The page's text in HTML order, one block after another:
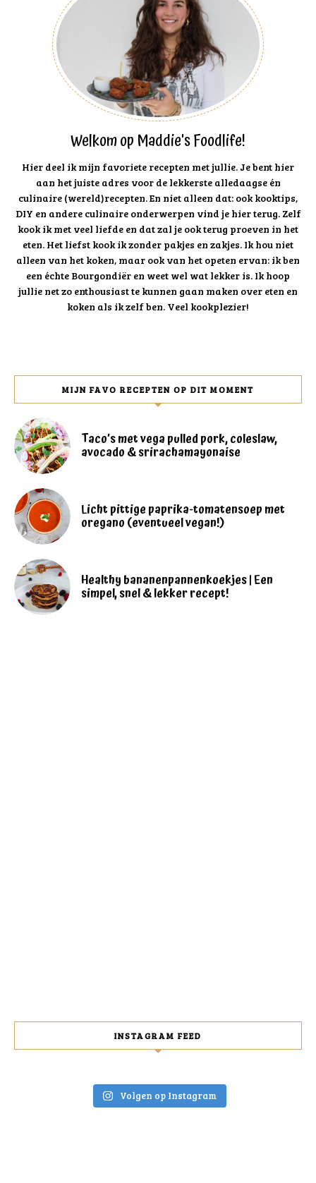
Welkom op Maddie's Foodlife!
Hier deel ik mijn favoriete recepten met jullie. Je bent hier
aan het juiste adres voor de lekkerste alledaagse én
culinaire (wereld)recepten. En niet alleen dat: ook kooktips,
DIY en andere culinaire onderwerpen vind je hier terug. Zelf
kook ik met veel liefde en dat zal je ook terug proeven in het
eten. Het liefst kook ik zonder pakjes en zakjes. Ik hou niet
alleen van het koken, maar ook van het opeten ervan: ik ben
een échte Bourgondiër en weet wel wat lekker is. Ik hoop
jullie net zo enthousiast te kunnen gaan maken over eten en
koken als ik zelf ben. Veel kookplezier!
MIJN FAVO RECEPTEN OP DIT MOMENT
Taco’s met vega pulled pork, coleslaw,
avocado & srirachamayonaise
Licht pittige paprika-tomatensoep met
oregano (eventueel vegan!)
Healthy bananenpannenkoekjes | Een
simpel, snel & lekker recept!
INSTAGRAM FEED
Volgen op Instagram